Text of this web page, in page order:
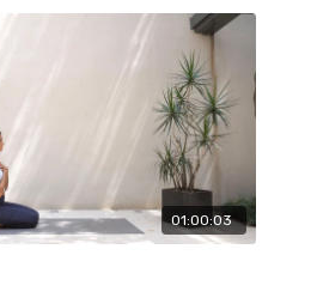
01:00:03